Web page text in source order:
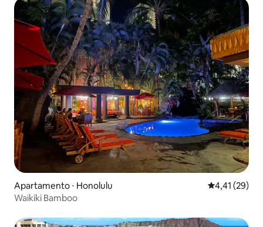
Apartamento ⋅ Honolulu 4,41 de uma
4,41 (29)
Waikiki Bamboo